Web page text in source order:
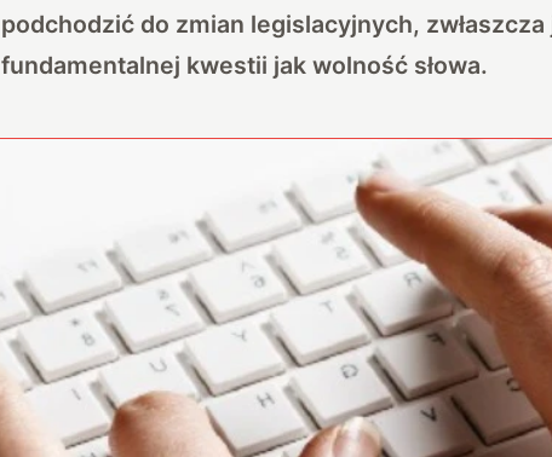
podchodzić do zmian legislacyjnych,
fundamentalnej kwestii jak wolność słowa.